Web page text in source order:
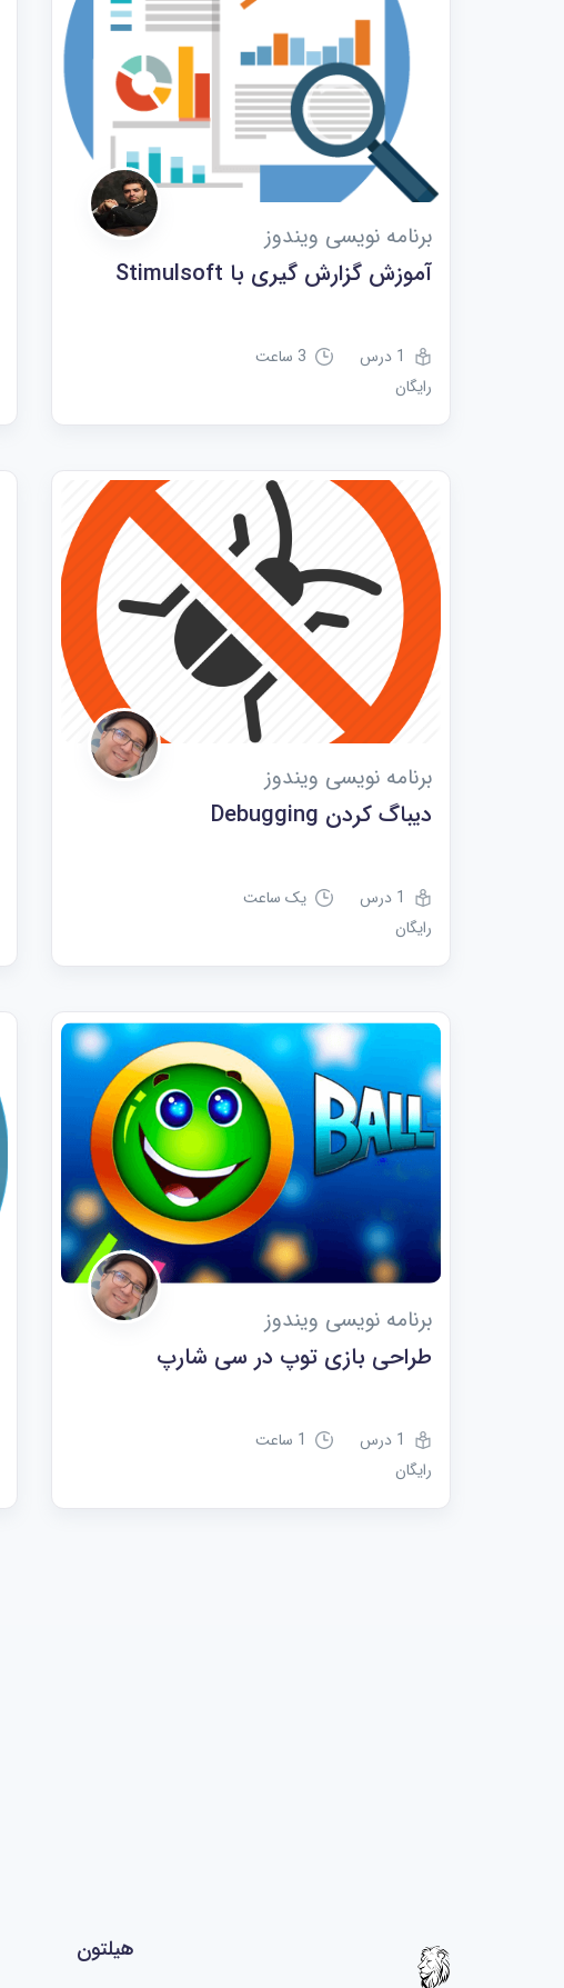
برنامه نویسی ویندوز
آموزش گزارش گیری با Stimulsoft
1 درس
3 ساعت
رایگان
برنامه نویسی ویندوز
دیباگ کردن Debugging
1 درس
یک ساعت
رایگان
برنامه نویسی ویندوز
طراحی بازی توپ در سی شارپ
1 درس
1 ساعت
رایگان
هیلتون